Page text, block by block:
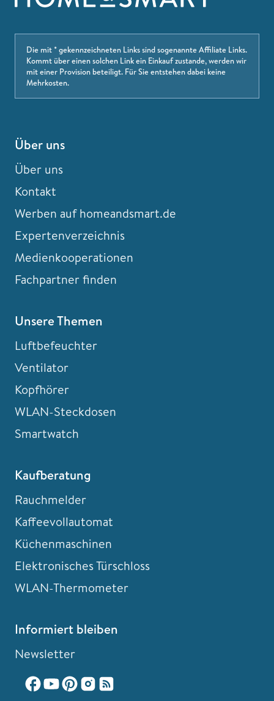
Die mit * gekennzeichneten Links sind sogenannte Affiliate Links.
Kommt über einen solchen Link ein Einkauf zustande, werden wir
mit einer Provision beteiligt. Für Sie entstehen dabei keine
Mehrkosten.
Über uns
Über uns
Kontakt
Werben auf homeandsmart.de
Expertenverzeichnis
Medienkooperationen
Fachpartner finden
Unsere Themen
Luftbefeuchter
Ventilator
Kopfhörer
WLAN-Steckdosen
Smartwatch
Kaufberatung
Rauchmelder
Kaffeevollautomat
Küchenmaschinen
Elektronisches Türschloss
WLAN-Thermometer
Informiert bleiben
Newsletter